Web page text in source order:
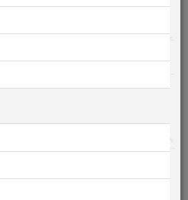
o
08/2026
in Busan: Live Viewing DE
in Busan: Live Viewing